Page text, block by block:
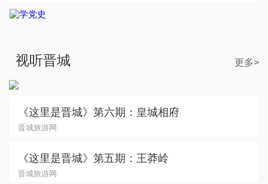
视听晋城 更多>
《道启太行》宣传片发布
《这里是晋城》第六期：皇城相府
晋城旅游网
《这里是晋城》第五期：王莽岭
晋城旅游网